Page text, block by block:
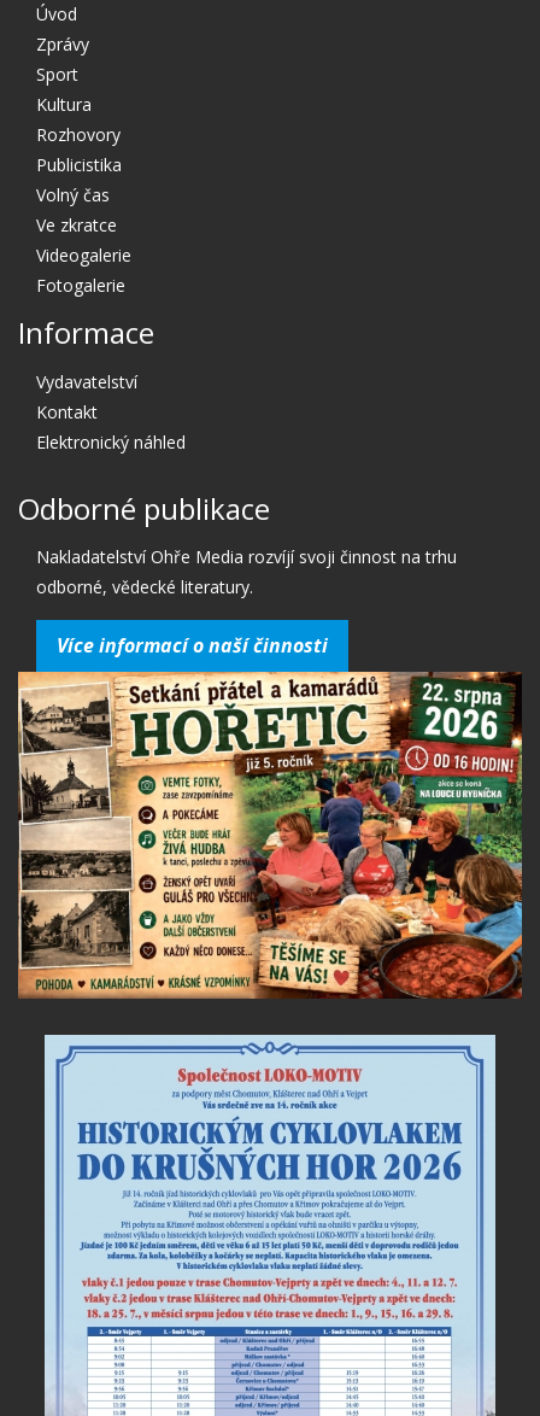
Úvod
Zprávy
Sport
Kultura
Rozhovory
Publicistika
Volný čas
Ve zkratce
Videogalerie
Fotogalerie
Informace
Vydavatelství
Kontakt
Elektronický náhled
Odborné publikace
Nakladatelství Ohře Media rozvíjí svoji činnost na trhu
odborné, vědecké literatury.
Více informací o naší činnosti